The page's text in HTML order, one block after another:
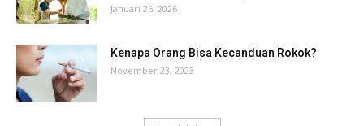
Januari 26, 2026
Kenapa Orang Bisa Kecanduan Rokok?
November 23, 2023